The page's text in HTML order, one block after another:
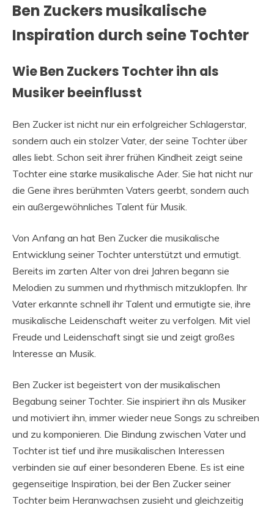
Ben Zuckers musikalische
Inspiration durch seine Tochter
Wie Ben Zuckers Tochter ihn als
Musiker beeinflusst
Ben Zucker ist nicht nur ein erfolgreicher Schlagerstar,
sondern auch ein stolzer Vater, der seine Tochter über
alles liebt. Schon seit ihrer frühen Kindheit zeigt seine
Tochter eine starke musikalische Ader. Sie hat nicht nur
die Gene ihres berühmten Vaters geerbt, sondern auch
ein außergewöhnliches Talent für Musik.
Von Anfang an hat Ben Zucker die musikalische
Entwicklung seiner Tochter unterstützt und ermutigt.
Bereits im zarten Alter von drei Jahren begann sie
Melodien zu summen und rhythmisch mitzuklopfen. Ihr
Vater erkannte schnell ihr Talent und ermutigte sie, ihre
musikalische Leidenschaft weiter zu verfolgen. Mit viel
Freude und Leidenschaft singt sie und zeigt großes
Interesse an Musik.
Ben Zucker ist begeistert von der musikalischen
Begabung seiner Tochter. Sie inspiriert ihn als Musiker
und motiviert ihn, immer wieder neue Songs zu schreiben
und zu komponieren. Die Bindung zwischen Vater und
Tochter ist tief und ihre musikalischen Interessen
verbinden sie auf einer besonderen Ebene. Es ist eine
gegenseitige Inspiration, bei der Ben Zucker seiner
Tochter beim Heranwachsen zusieht und gleichzeitig